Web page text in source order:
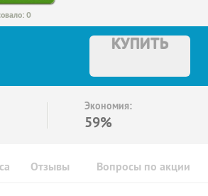
0
КУПИТЬ
Экономия:
59%
Отзывы Вопросы по акции